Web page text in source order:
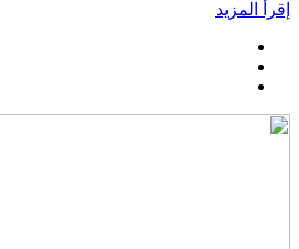
إقرأ المزيد